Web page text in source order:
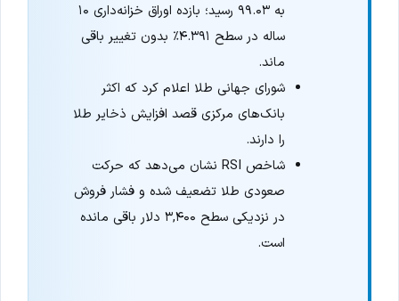
به ۹۹.۰۳ رسید؛ بازده اوراق خزانه‌داری ۱۰
ساله در سطح ۴.۳۹۱٪ بدون تغییر باقی
ماند.
شورای جهانی طلا اعلام کرد که اکثر
بانک‌های مرکزی قصد افزایش ذخایر طلا
را دارند.
شاخص RSI نشان می‌دهد که حرکت
صعودی طلا تضعیف شده و فشار فروش
در نزدیکی سطح ۳,۴۰۰ دلار باقی مانده
است.